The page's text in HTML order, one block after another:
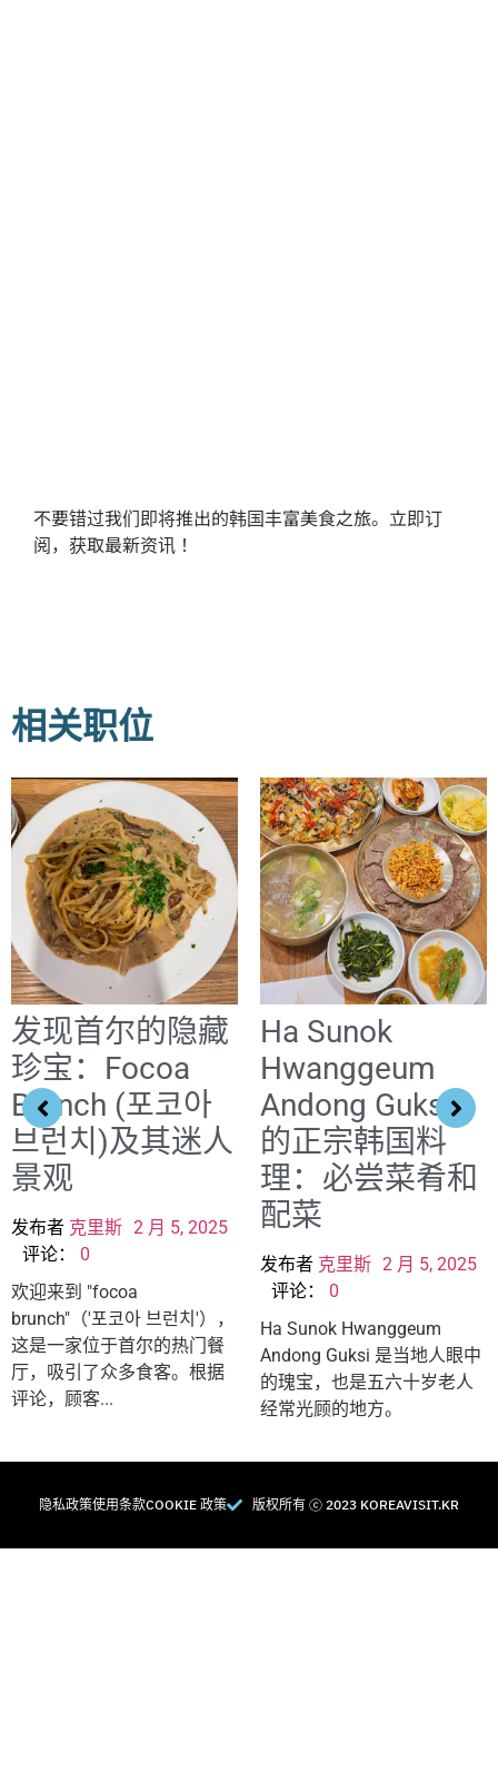
不要错过我们即将推出的韩国丰富美食之旅。立即订
阅，获取最新资讯！
相关职位
发现首尔的隐藏
珍宝：Focoa
Brunch (포코아
브런치)及其迷人
景观
发布者 克里斯 2 月 5, 2025
评论： 0
欢迎来到 "focoa
brunch"（'포코아 브런치'），
这是一家位于首尔的热门餐
厅，吸引了众多食客。根据
评论，顾客...
Ha Sunok
Hwanggeum
Andong Guksi
的正宗韩国料
理：必尝菜肴和
配菜
发布者 克里斯 2 月 5, 2025
评论： 0
Ha Sunok Hwanggeum
Andong Guksi 是当地人眼中
的瑰宝，也是五六十岁老人
经常光顾的地方。
隐私政策使用条款COOKIE 政策 版权所有 Ⓒ 2023 KOREAVISIT.KR